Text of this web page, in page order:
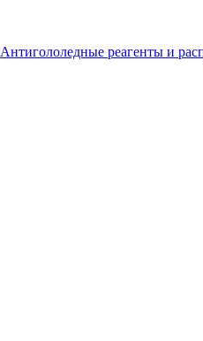
Антигололедные реагенты и